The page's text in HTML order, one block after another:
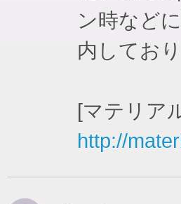
ン時など
内してお
[マテリア
http://